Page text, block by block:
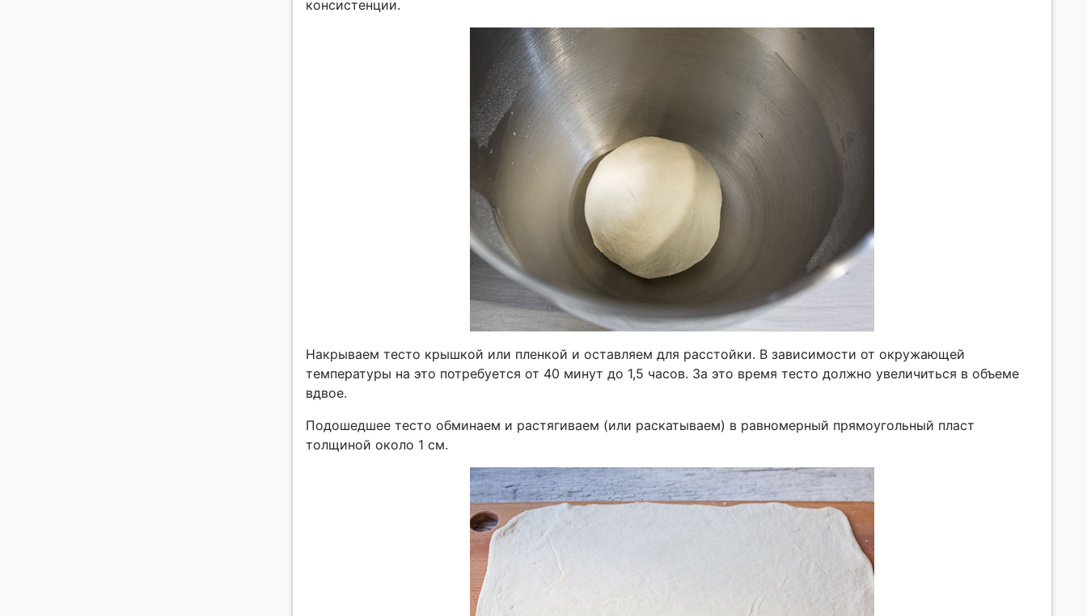
консистенции.
Накрываем тесто крышкой или пленкой и оставляем для расстойки. В зависимости от окружающей
температуры на это потребуется от 40 минут до 1,5 часов. За это время тесто должно увеличиться в объеме
вдвое.
Подошедшее тесто обминаем и растягиваем (или раскатываем) в равномерный прямоугольный пласт
толщиной около 1 см.